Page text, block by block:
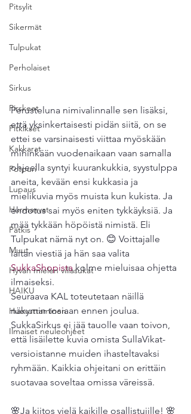
Pitsylit
Sikermät
Tulpukat
Perholaiset
Sirkus
Pirskeet
Pitkikset
Kakkarat
Potpuri
Lupaus
Hurmaavat
Pätkis
Muut
Hyvän mielen villasukat
HAIKU
Huovuttaminen
Ilmaiset neuleohjeet
Perusteluna nimivalinnalle sen lisäksi,
että yksinkertaisesti pidän siitä, on se
ettei se varsinaisesti viittaa myöskään
mihinkään vuodenaikaan vaan samalla
ohjeella syntyi kuurankukkia, syystulppa
aneita, kevään ensi kukkasia ja
mielikuvia myös muista kun kukista. Ja
ehdotus sai myös eniten tykkäyksiä. Ja
mää tykkään höpöistä nimistä. Eli
Tulpukat nämä nyt on. 😊 Voittajalle
laitan viestiä ja hän saa valita
SukkaShopista kolme mieluisaa ohjetta
ilmaiseksi.
Seuraava KAL toteutetaan näillä
näkymin tosiaan ennen joulua.
SukkaSirkus ei jää tauolle vaan toivon,
että lisäilette kuvia omista SullaVikat-
versioistanne muiden ihasteltavaksi
ryhmään. Kaikkia ohjeitani on erittäin
suotavaa soveltaa omissa väreissä.
🌸Ja kiitos vielä kaikille osallistujille! 🌸